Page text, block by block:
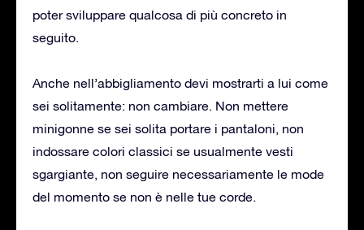
poter sviluppare qualcosa di più concreto in
seguito.
Anche nell’abbigliamento devi mostrarti a lui come
sei solitamente: non cambiare. Non mettere
minigonne se sei solita portare i pantaloni, non
indossare colori classici se usualmente vesti
sgargiante, non seguire necessariamente le mode
del momento se non è nelle tue corde.